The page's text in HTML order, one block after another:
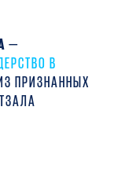
—
В
ПРИЗНАННЫХ